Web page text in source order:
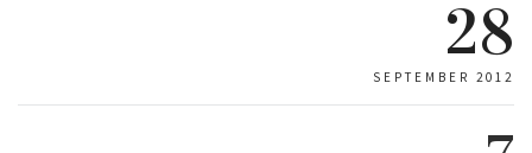
28
SEPTEMBER 2012